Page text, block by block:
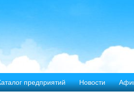
предприятий Новости